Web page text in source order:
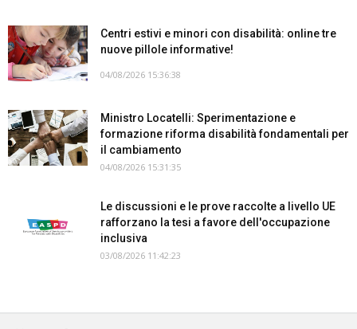
Centri estivi e minori con disabilità: online tre
nuove pillole informative!
04/08/2026 15:36:38
Ministro Locatelli: Sperimentazione e
formazione riforma disabilità fondamentali per
il cambiamento
04/08/2026 15:31:35
Le discussioni e le prove raccolte a livello UE
rafforzano la tesi a favore dell'occupazione
inclusiva
03/08/2026 11:42:23